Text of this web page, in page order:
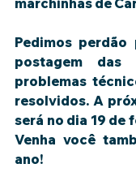
marchinhas de
Pedimos perdão
postagem das
problemas
resolvidos. A
será no dia 19 de
Venha você
ano!